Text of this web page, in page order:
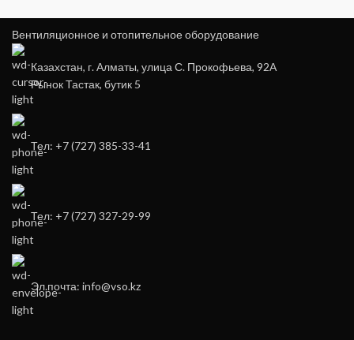
Вентиляционное и отопительное оборудование
Казахстан, г. Алматы, улица С. Прокофьева, 92А
Рынок Тастак, бутик 5
Тел: +7 (727) 385-33-41
Тел: +7 (727) 327-29-99
Эл.почта: info@vso.kz